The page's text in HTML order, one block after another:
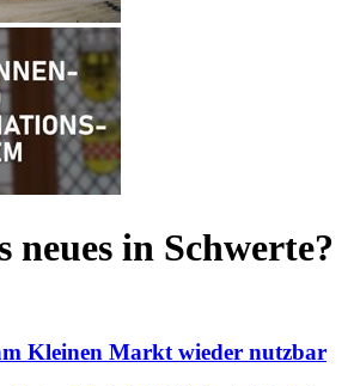
neues in Schwerte?
Kleinen Markt wieder nutzbar